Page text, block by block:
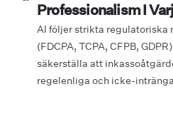
Professionalism I
AI följer strikta regulatoriska
(FDCPA, TCPA, CFPB,
säkerställa att
regelenliga och icke-